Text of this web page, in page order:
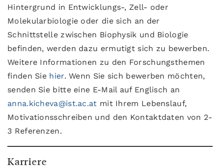
Hintergrund in Entwicklungs-, Zell- oder
Molekularbiologie oder die sich an der
Schnittstelle zwischen Biophysik und Biologie
befinden, werden dazu ermutigt sich zu bewerben.
Weitere Informationen zu den Forschungsthemen
finden Sie hier. Wenn Sie sich bewerben möchten,
senden Sie bitte eine E-Mail auf Englisch an
anna.kicheva@ist.ac.at mit Ihrem Lebenslauf,
Motivationsschreiben und den Kontaktdaten von 2-
3 Referenzen.
Karriere